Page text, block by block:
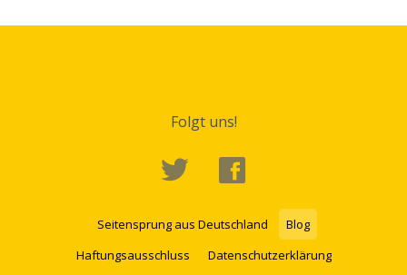
Folgt uns!
Seitensprung aus Deutschland
Blog
Haftungsausschluss
Datenschutzerklärung